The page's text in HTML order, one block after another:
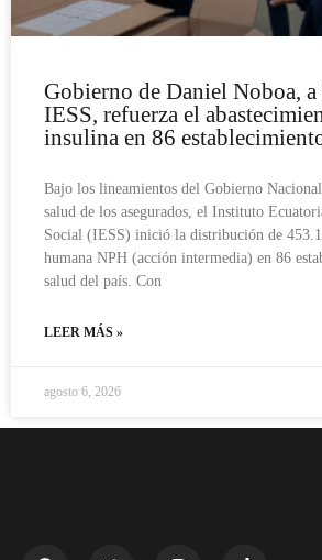
Gobierno de Daniel Noboa, a
IESS, refuerza el
insulina en 86
Bajo los lineamientos del Gobierno
salud de los asegurados, el Instituto
Social (IESS) inició la distribución de
humana NPH (acción intermedia) en 86
salud del país. Con
LEER MÁS »
agosto 6, 2026